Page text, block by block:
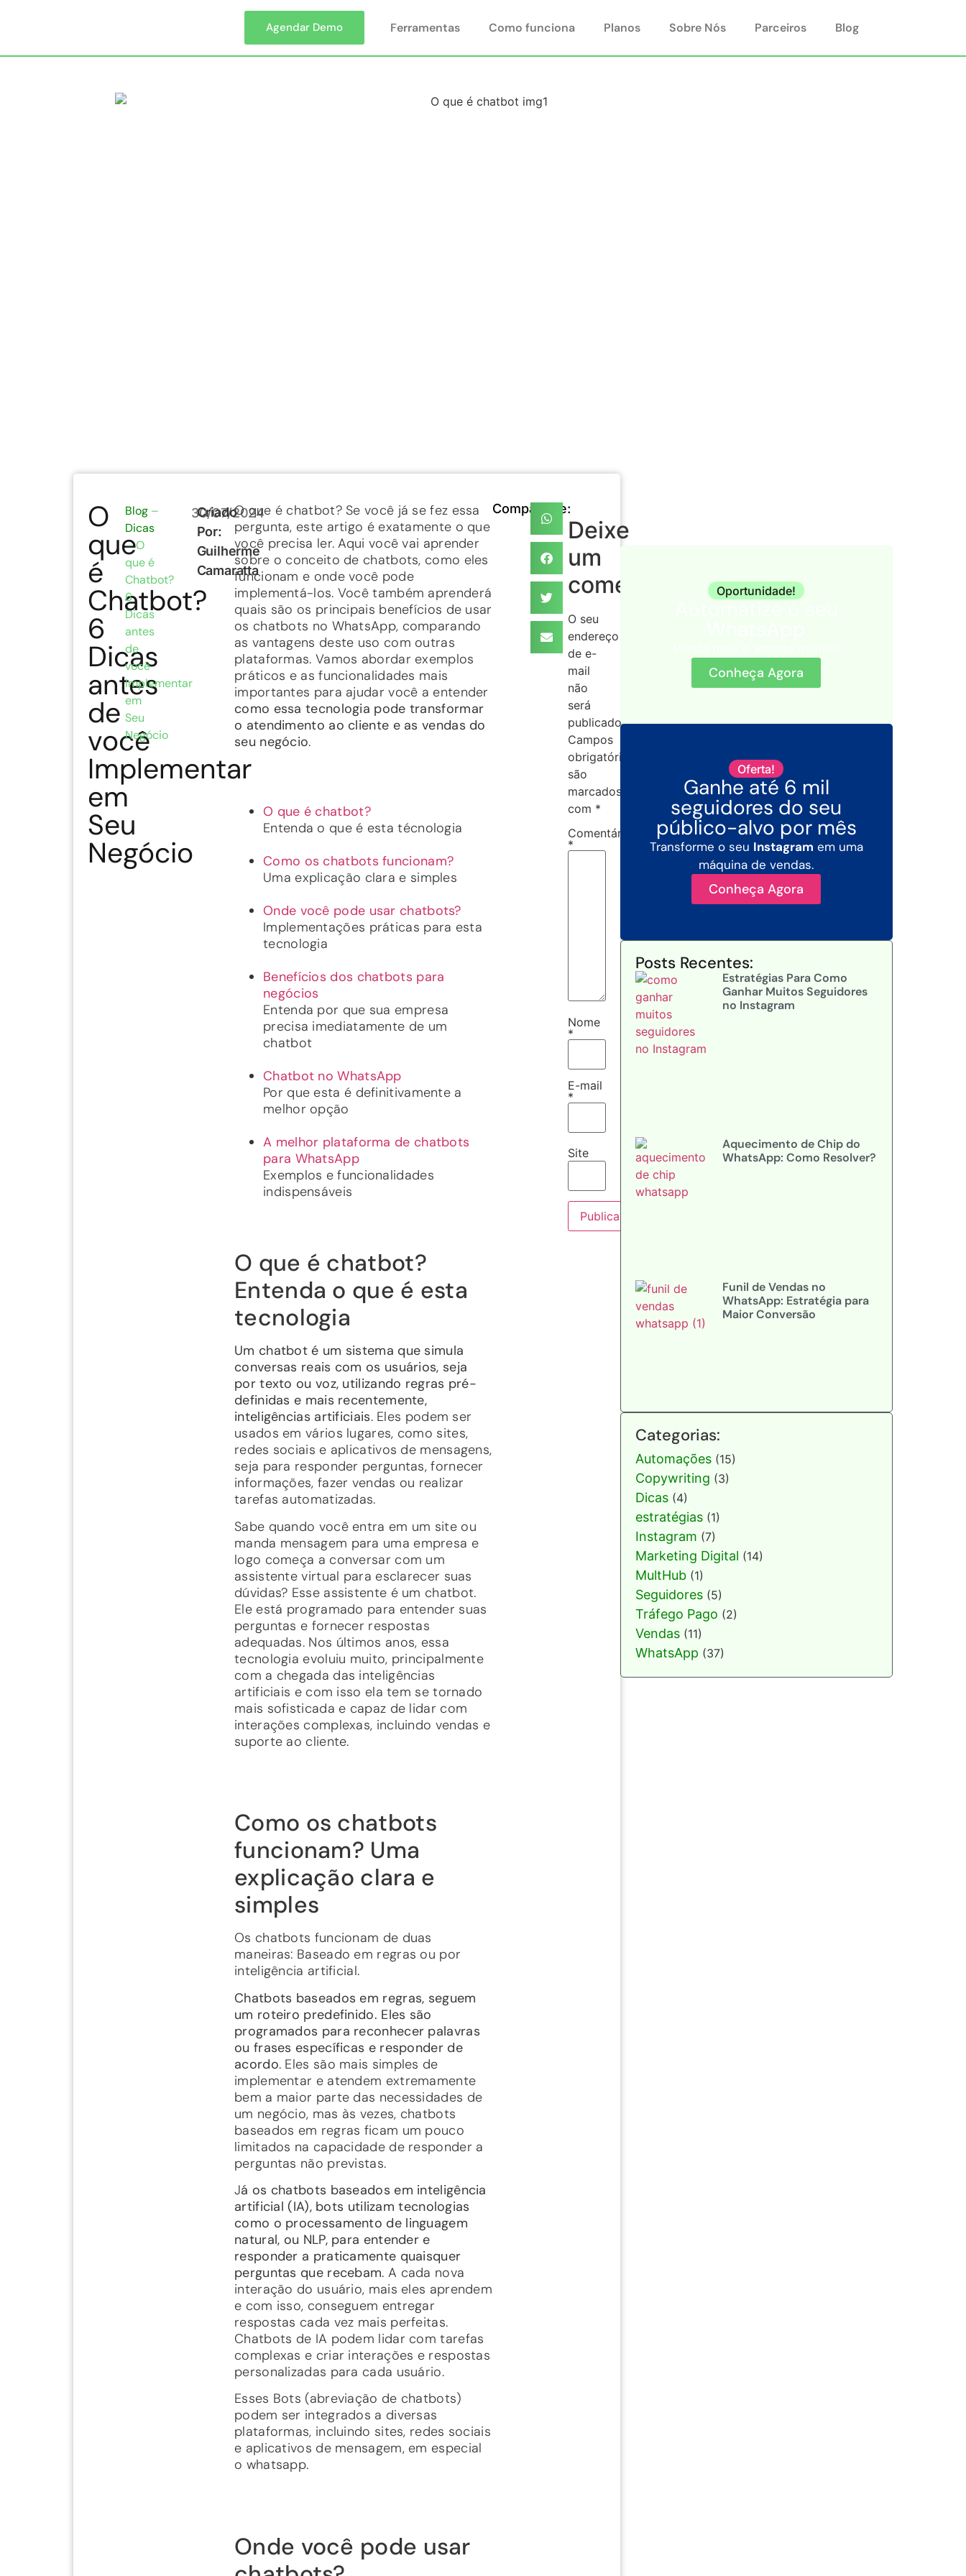
Agendar Demo Ferramentas Como funciona Planos Sobre Nós Parceiros Blog
O
que
é
Chatbot?
6
Dicas
antes
de
você
Implementar
em
Seu
Negócio
Blog –
Dicas
–O
que é
Chatbot?
6
Dicas
antes
de
você
Implementar
em
Seu
Negócio
30/07/2024
Criado
Por:
Guilherme
Camaratta
O que é chatbot? Se você já se fez essa
pergunta, este artigo é exatamente o que
você precisa ler. Aqui você vai aprender
sobre o conceito de chatbots, como eles
funcionam e onde você pode
implementá-los. Você também aprenderá
quais são os principais benefícios de usar
os chatbots no WhatsApp, comparando
as vantagens deste uso com outras
plataformas. Vamos abordar exemplos
práticos e as funcionalidades mais
importantes para ajudar você a entender
como essa tecnologia pode transformar
o atendimento ao cliente e as vendas do
seu negócio.
O que é chatbot?
Entenda o que é esta técnologia
Como os chatbots funcionam?
Uma explicação clara e simples
Onde você pode usar chatbots?
Implementações práticas para esta
tecnologia
Benefícios dos chatbots para
negócios
Entenda por que sua empresa
precisa imediatamente de um
chatbot
Chatbot no WhatsApp
Por que esta é definitivamente a
melhor opção
A melhor plataforma de chatbots
para WhatsApp
Exemplos e funcionalidades
indispensáveis
O que é chatbot?
Entenda o que é esta
tecnologia
Um chatbot é um sistema que simula
conversas reais com os usuários, seja
por texto ou voz, utilizando regras pré-
definidas e mais recentemente,
inteligências artificiais. Eles podem ser
usados em vários lugares, como sites,
redes sociais e aplicativos de mensagens,
seja para responder perguntas, fornecer
informações, fazer vendas ou realizar
tarefas automatizadas.
Sabe quando você entra em um site ou
manda mensagem para uma empresa e
logo começa a conversar com um
assistente virtual para esclarecer suas
dúvidas? Esse assistente é um chatbot.
Ele está programado para entender suas
perguntas e fornecer respostas
adequadas. Nos últimos anos, essa
tecnologia evoluiu muito, principalmente
com a chegada das inteligências
artificiais e com isso ela tem se tornado
mais sofisticada e capaz de lidar com
interações complexas, incluindo vendas e
suporte ao cliente.
Como os chatbots
funcionam? Uma
explicação clara e
simples
Os chatbots funcionam de duas
maneiras: Baseado em regras ou por
inteligência artificial.
Chatbots baseados em regras, seguem
um roteiro predefinido. Eles são
programados para reconhecer palavras
ou frases específicas e responder de
acordo. Eles são mais simples de
implementar e atendem extremamente
bem a maior parte das necessidades de
um negócio, mas às vezes, chatbots
baseados em regras ficam um pouco
limitados na capacidade de responder a
perguntas não previstas.
Já os chatbots baseados em inteligência
artificial (IA), bots utilizam tecnologias
como o processamento de linguagem
natural, ou NLP, para entender e
responder a praticamente quaisquer
perguntas que recebam. A cada nova
interação do usuário, mais eles aprendem
e com isso, conseguem entregar
respostas cada vez mais perfeitas.
Chatbots de IA podem lidar com tarefas
complexas e criar interações e respostas
personalizadas para cada usuário.
Esses Bots (abreviação de chatbots)
podem ser integrados a diversas
plataformas, incluindo sites, redes sociais
e aplicativos de mensagem, em especial
o whatsapp.
Onde você pode usar
Compartilhe:
Deixe
um
comentário
O seu
endereço
de e-
mail
não
será
publicado.
Campos
obrigatórios
são
marcados
com *
Comentário
*
Nome
*
E-mail
*
Site
Oportunidade!
Conheça Agora
Oferta!
Ganhe até 6 mil
seguidores do seu
público-alvo por mês
Transforme o seu Instagram em uma
máquina de vendas.
Conheça Agora
Posts Recentes:
Estratégias Para Como
Ganhar Muitos Seguidores
no Instagram
Aquecimento de Chip do
WhatsApp: Como Resolver?
Funil de Vendas no
WhatsApp: Estratégia para
Maior Conversão
Categorias:
Automações(15)
Copywriting (3)
Dicas(4)
estratégias(1)
Instagram (7)
Marketing Digital (14)
MultHub(1)
Seguidores(5)
Tráfego Pago (2)
Vendas(11)
WhatsApp (37)